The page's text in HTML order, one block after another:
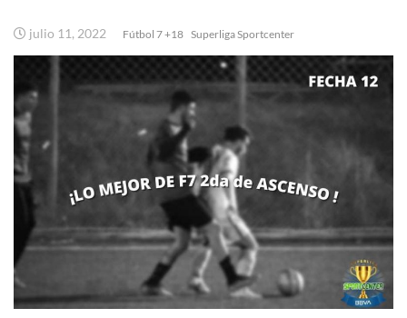
julio 11, 2022 Fútbol 7 +18 Superliga Sportcenter